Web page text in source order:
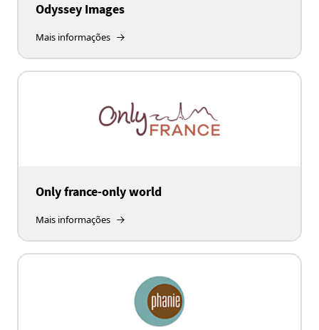
Odyssey Images
Mais informações
Only france-only world
Mais informações